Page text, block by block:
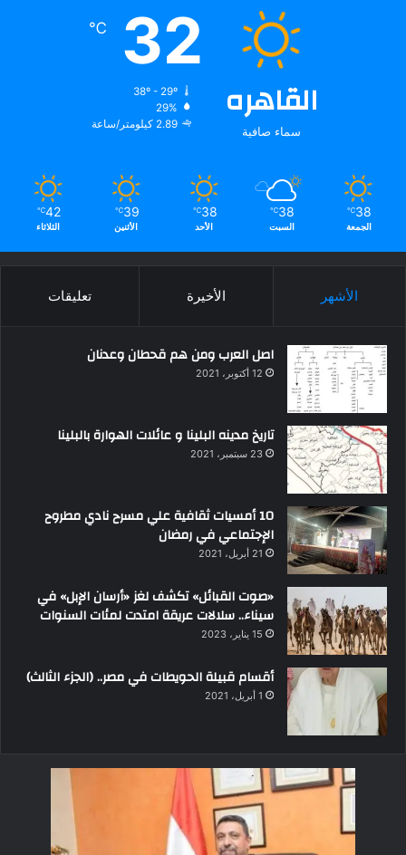
القاهره
سماء صافية
32
℃
38º - 29º
29%
2.89 كيلومتر/ساعة
38
℃
الجمعة
38
℃
السبت
38
℃
الأحد
39
℃
الأثنين
42
℃
الثلاثاء
الأشهر الأخيرة تعليقات
اصل العرب ومن هم قحطان وعدنان
12 أكتوبر، 2021
تاريخ مدينه البلينا و عائلات الهوارة بالبلينا
23 سبتمبر، 2021
10 أمسيات ثقافية علي مسرح نادي مطروح
الإجتماعي في رمضان
21 أبريل، 2021
«صوت القبائل» تكشف لغز «أرسان الإبل» في
سيناء.. سلالات عريقة امتدت لمئات السنوات
15 يناير، 2023
أقسام قبيلة الحويطات في مصر.. (الجزء الثالث)
1 أبريل، 2021